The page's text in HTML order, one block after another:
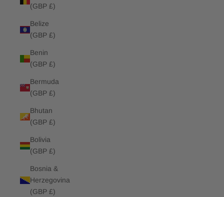
(GBP £)
Belize
(GBP £)
Benin
(GBP £)
Bermuda
(GBP £)
Bhutan
(GBP £)
Bolivia
(GBP £)
Bosnia &
Herzegovina
(GBP £)